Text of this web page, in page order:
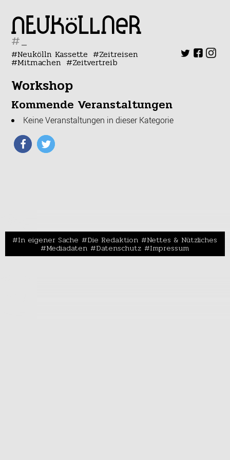
#
Neukölln Kassette Zeitreisen
Mitmachen Zeitvertreib
Workshop
Kommende Veranstaltungen
Keine Veranstaltungen in dieser Kategorie
In eigener Sache Die Redaktion Nettes & Nützliches
Mediadaten Datenschutz Impressum